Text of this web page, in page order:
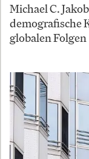
Michael C.
demografische
globalen Folgen